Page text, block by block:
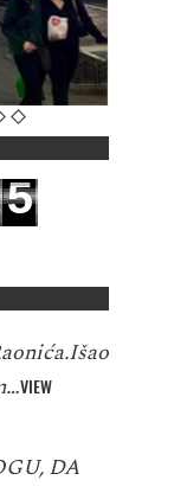
5
VIEW
DA